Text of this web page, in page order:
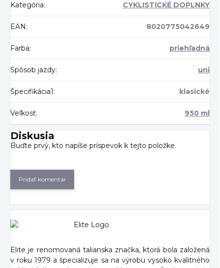
Kategória: CYKLISTICKÉ DOPLNKY
EAN : 8020775042649
Farba: priehľadná
Spôsob jazdy: uni
Špecifikácia1 : klasické
Veľkosť: 950 ml
Diskusia
Buďte prvý, kto napíše príspevok k tejto položke.
Pridať komentár
Elite je renomovaná talianska značka, ktorá bola založená
v roku 1979 a špecializuje sa na výrobu vysoko kvalitného